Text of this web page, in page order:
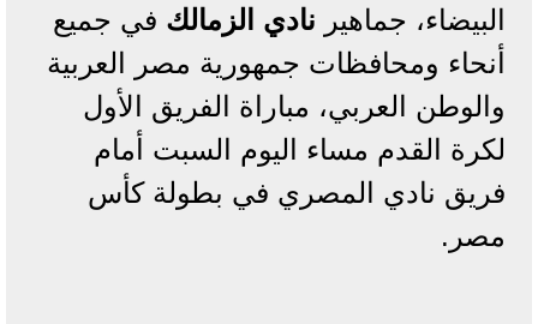
البيضاء، جماهير نادي الزمالك في جميع
أنحاء ومحافظات جمهورية مصر العربية
والوطن العربي، مباراة الفريق الأول
لكرة القدم مساء اليوم السبت أمام
فريق نادي المصري في بطولة كأس
مصر.